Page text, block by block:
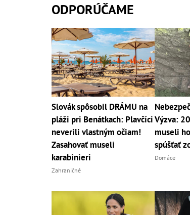
ODPORÚČAME
Slovák spôsobil DRÁMU na
pláži pri Benátkach: Plavčíci
neverili vlastným očiam!
Zasahovať museli
karabinieri
Zahraničné
Výzva:
museli
spúšťať
Domáce